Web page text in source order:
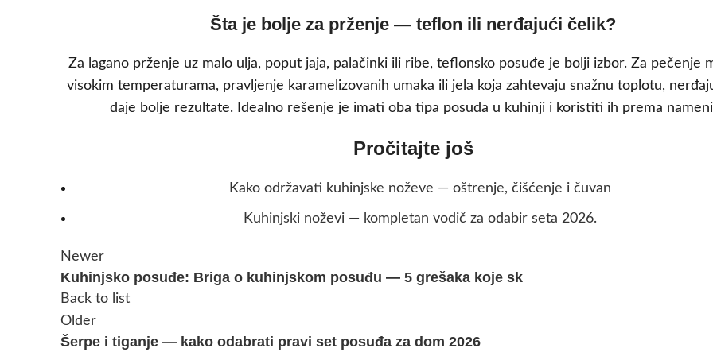
Šta je bolje za prženje — teflon ili nerđajući čelik?
Za lagano prženje uz malo ulja, poput jaja, palačinki ili ribe, teflonsko posuđe je bolji izbor. Za pečenje
visokim temperaturama, pravljenje karamelizovanih umaka ili jela koja zahtevaju snažnu toplotu,
daje bolje rezultate. Idealno rešenje je imati oba tipa posuda u kuhinji i koristiti ih prema
Pročitajte još
Kako održavati kuhinjske noževe — oštrenje, čišćenje i čuvan
Kuhinjski noževi — kompletan vodič za odabir seta 2026.
Newer
Kuhinjsko posuđe: Briga o kuhinjskom posuđu — 5 grešaka koje sk
Back to list
Older
Šerpe i tiganje — kako odabrati pravi set posuđa za dom 2026